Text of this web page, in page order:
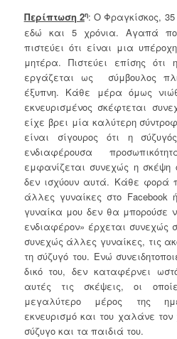
Περίπτωση 2η: Ο Φραγκίσκος,
εδώ και 5 χρόνια. Αγαπά
πιστεύει ότι είναι μια
μητέρα. Πιστεύει επίσης
εργάζεται ως σύμβουλος
έξυπνη. Κάθε μέρα όμως
εκνευρισμένος σκέφτεται
είχε βρει μία καλύτερη
είναι σίγουρος ότι η
ενδιαφέρουσα
εμφανίζεται συνεχώς η σκέψη
δεν ισχύουν αυτά. Κάθε φορά
άλλες γυναίκες στο Facebook
γυναίκα μου δεν θα μπορούσε
ενδιαφέρον» έρχεται συνεχώς
συνεχώς άλλες γυναίκες, τις
τη σύζυγό του. Ενώ
δικό του, δεν καταφέρνει
αυτές τις σκέψεις, οι
μεγαλύτερο μέρος της
εκνευρισμό και του χαλάνε
σύζυγο και τα παιδιά του.